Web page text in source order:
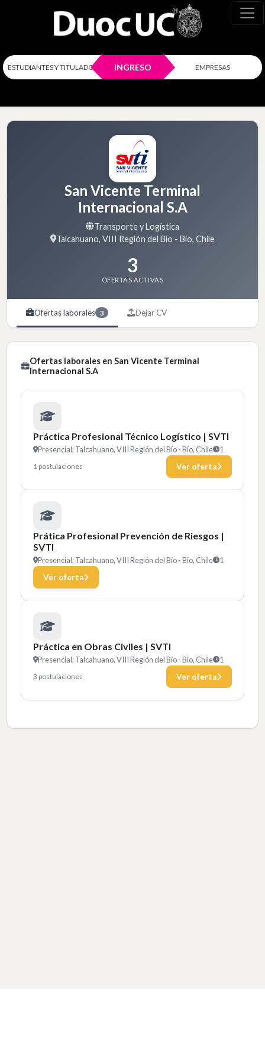
ESTUDIANTES Y TITULADOS INGRESO EMPRESAS
San Vicente Terminal
Internacional S.A
Transporte y Logística
Talcahuano, VIII Región del Bío - Bío, Chile
3
OFERTAS ACTIVAS
Ofertas laborales 3 Dejar CV
Ofertas laborales en San Vicente Terminal
Internacional S.A
Práctica Profesional Técnico Logístico | SVTI
Presencial; Talcahuano, VIII Región del Bío - Bío, Chile 1
1 postulaciones Ver oferta
Prática Profesional Prevención de Riesgos |
SVTI
Presencial; Talcahuano, VIII Región del Bío - Bío, Chile
1
Ver oferta
Práctica en Obras Civiles | SVTI
Presencial; Talcahuano, VIII Región del Bío - Bío, Chile 1
3 postulaciones Ver oferta